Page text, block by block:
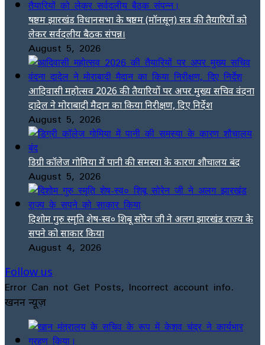
षष्ठम झारखंड विधानसभा के षष्ठम (मॉनसून) सत्र की तैयारियों को
लेकर सर्वदलीय बैठक संपन्न।
August 5, 2026
आदिवासी महोत्सव 2026 की तैयारियों पर अपर मुख्य सचिव वंदना
दादेल ने मोराबादी मैदान का किया निरीक्षण, दिए निर्देश
August 5, 2026
डिग्री कॉलेज गोमिया में पानी की समस्या के कारण शौचालय बंद
August 5, 2026
दिशोम गुरु स्मृति शेष-स्व० शिबू सोरेन जी ने अलग झारखंड राज्य के
सपने को साकार किया
August 4, 2026
Follow us
Error Can not Get Posts, Incorrect account info.
खनन न्यूज़